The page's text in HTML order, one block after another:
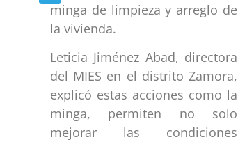
minga de limpieza y arreglo de
la vivienda.
Leticia Jiménez Abad, directora
del MIES en el distrito Zamora,
explicó estas acciones como la
minga, permiten no solo
mejorar las condiciones